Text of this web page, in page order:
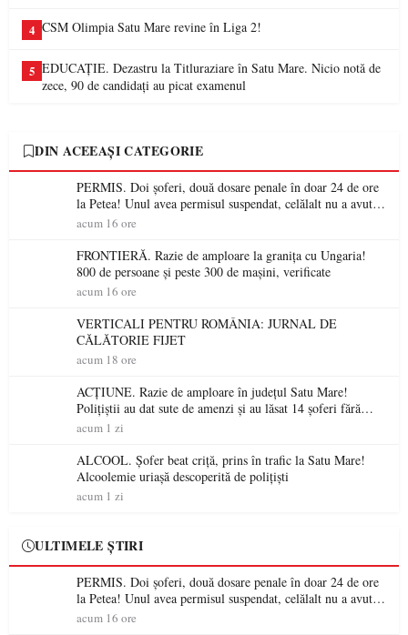
4 CSM Olimpia Satu Mare revine în Liga 2!
5 EDUCAȚIE. Dezastru la Titluraziare în Satu Mare. Nicio notă de
zece, 90 de candidați au picat examenul
DIN ACEEAȘI CATEGORIE
PERMIS. Doi șoferi, două dosare penale în doar 24 de ore
la Petea! Unul avea permisul suspendat, celălalt nu a avut
niciodată permis
acum 16 ore
FRONTIERĂ. Razie de amploare la granița cu Ungaria!
800 de persoane și peste 300 de mașini, verificate
acum 16 ore
VERTICALI PENTRU ROMÂNIA: JURNAL DE
CĂLĂTORIE FIJET
acum 18 ore
ACȚIUNE. Razie de amploare în județul Satu Mare!
Polițiștii au dat sute de amenzi și au lăsat 14 șoferi fără
permis într-o singură zi
acum 1 zi
ALCOOL. Șofer beat criță, prins în trafic la Satu Mare!
Alcoolemie uriașă descoperită de polițiști
acum 1 zi
ULTIMELE ȘTIRI
PERMIS. Doi șoferi, două dosare penale în doar 24 de ore
la Petea! Unul avea permisul suspendat, celălalt nu a avut
niciodată permis
acum 16 ore